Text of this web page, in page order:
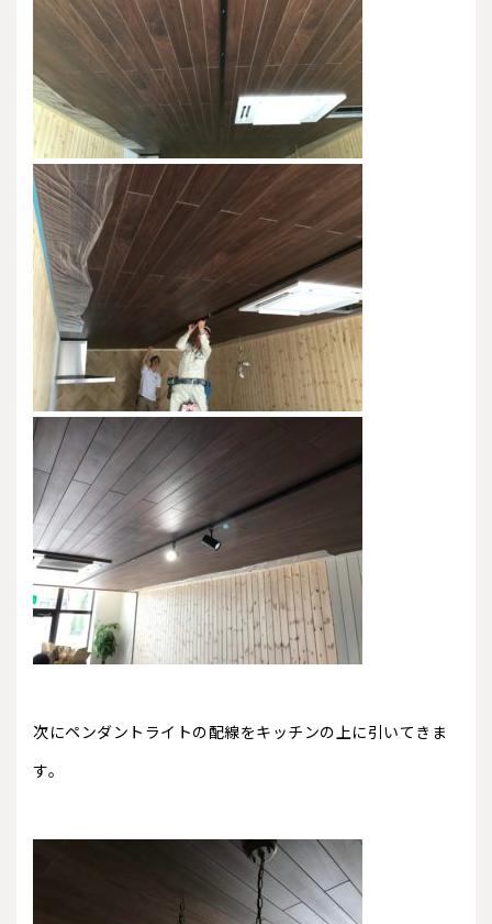
次にペンダントライトの配線をキッチンの上に引いてきま
す。